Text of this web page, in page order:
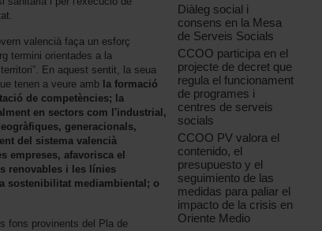
valencià faça un esforç
termini orientades a la
En aquest sentit, la seua
tenen a veure amb la formació
de competències; la
en sectors com l'industrial,
generacionals,
del sistema valencià
empreses, afavorisca el
renovables i les línies
sostenibilitat mediambiental; o
fons provinents del Pla de
Diàleg social i
consens en la Mesa
de Serveis Socials
CCOO participa en el
projecte de decret que
regula el funcionament
de programes i
centres de serveis
socials
CCOO PV valora el
contenido, el
presupuesto y el
seguimiento de las
medidas para paliar el
impacto de la crisis en
Oriente Medio